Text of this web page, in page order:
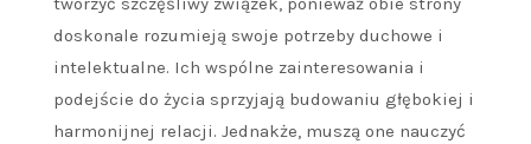
doskonale rozumieją swoje potrzeby duchowe i
intelektualne. Ich wspólne zainteresowania i
podejście do życia sprzyjają budowaniu głębokiej i
harmonijnej relacji. Jednakże, muszą one nauczyć